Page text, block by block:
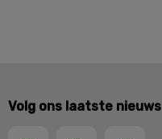
Volg ons laatste nieuws